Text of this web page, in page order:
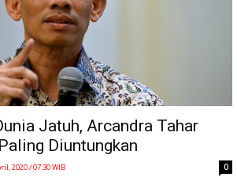
Jatuh, Arcandra Tahar
Diuntungkan
2020 / 07:30 WIB 0